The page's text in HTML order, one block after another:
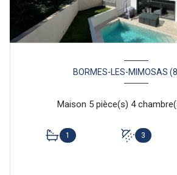
BORMES-LES-MIMOSAS
1 3